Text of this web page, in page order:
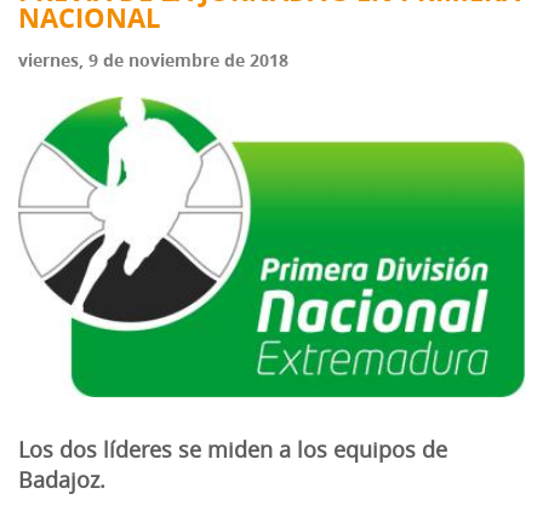
NACIONAL
viernes, 9 de noviembre de 2018
Los dos líderes se miden a los equipos de
Badajoz.